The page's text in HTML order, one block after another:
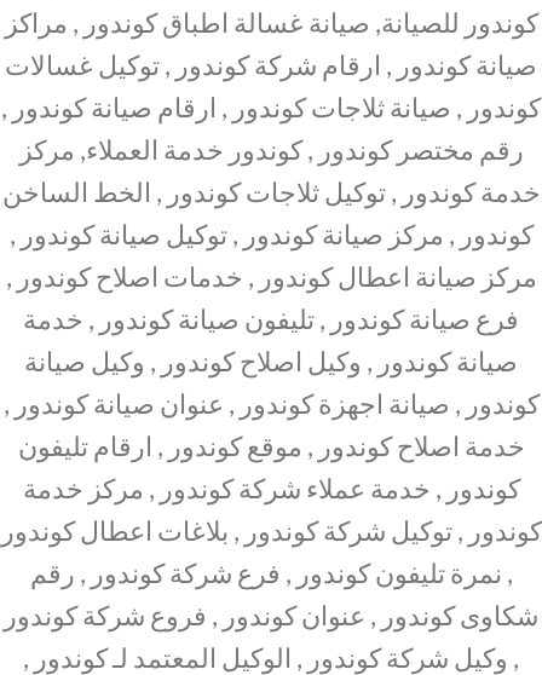
كوندور للصيانة, صيانة غسالة اطباق كوندور , مراكز
صيانة كوندور , ارقام شركة كوندور , توكيل غسالات
كوندور , صيانة ثلاجات كوندور , ارقام صيانة كوندور ,
رقم مختصر كوندور , كوندور خدمة العملاء, مركز
خدمة كوندور , توكيل ثلاجات كوندور , الخط الساخن
كوندور , مركز صيانة كوندور , توكيل صيانة كوندور ,
مركز صيانة اعطال كوندور , خدمات اصلاح كوندور ,
فرع صيانة كوندور , تليفون صيانة كوندور , خدمة
صيانة كوندور , وكيل اصلاح كوندور , وكيل صيانة
كوندور , صيانة اجهزة كوندور , عنوان صيانة كوندور ,
خدمة اصلاح كوندور , موقع كوندور , ارقام تليفون
كوندور , خدمة عملاء شركة كوندور , مركز خدمة
كوندور , توكيل شركة كوندور , بلاغات اعطال كوندور
, نمرة تليفون كوندور , فرع شركة كوندور , رقم
شكاوى كوندور , عنوان كوندور , فروع شركة كوندور
, وكيل شركة كوندور , الوكيل المعتمد لـ كوندور ,